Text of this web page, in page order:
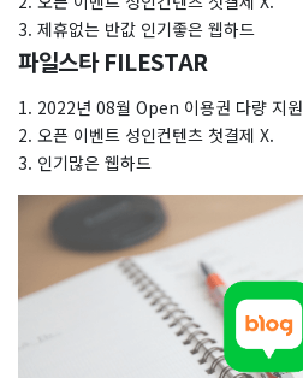
3. 제휴없는 반값 인기좋은 웹하드
파일스타 FILESTAR
1. 2022년 08월 Open 이용권 다량 지원
2. 오픈 이벤트 성인컨텐츠 첫결제 X.
3. 인기많은 웹하드